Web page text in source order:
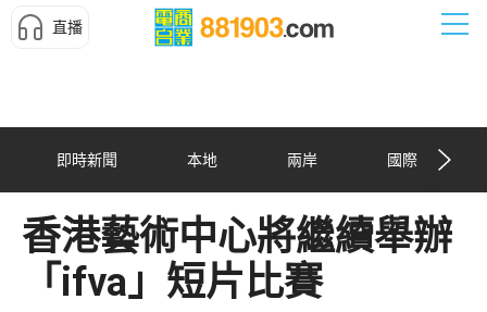
直播
即時新聞 本地 兩岸 國際
香港藝術中心將繼續舉辦
「ifva」短片比賽